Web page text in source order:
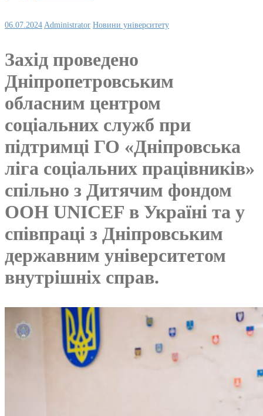
06.07.2024 Administrator Новини університету
Захід проведено
Дніпропетровським
обласним центром
соціальних служб при
підтримці ГО «Дніпровська
ліга соціальних працівників»
спільно з Дитячим фондом
ООН UNICEF в Україні та у
співпраці з Дніпровським
державним університетом
внутрішніх справ.